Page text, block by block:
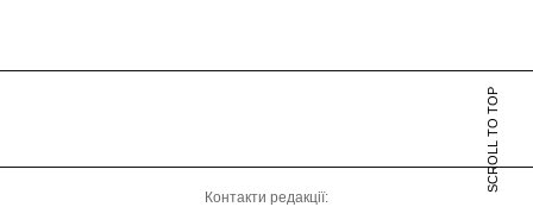
SCROLL TO TOP
Контакти редакції: